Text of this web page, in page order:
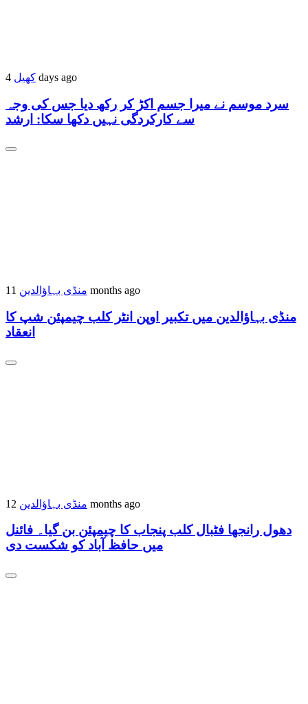
کھیل 4 days ago
سرد موسم نے میرا جسم اکڑ کر رکھ دیا جس کی وجہ
سے کارکردگی نہیں دکھا سکا: ارشد
منڈی بہاؤالدین 11 months ago
منڈی بہاؤالدین میں تکبیر اوپن انٹر کلب چیمپئن شپ کا
انعقاد
منڈی بہاؤالدین 12 months ago
دھول رانجھا فٹبال کلب پنجاب کا چیمپئن بن گیا۔ فائنل
میں حافظ آباد کو شکست دی